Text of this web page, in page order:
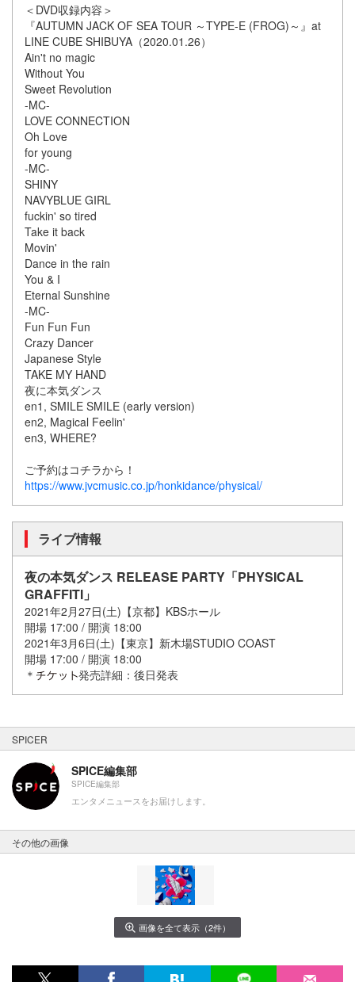
＜DVD収録内容＞
『AUTUMN JACK OF SEA TOUR ～TYPE-E (FROG)～』at
LINE CUBE SHIBUYA（2020.01.26）
Ain't no magic
Without You
Sweet Revolution
-MC-
LOVE CONNECTION
Oh Love
for young
-MC-
SHINY
NAVYBLUE GIRL
fuckin' so tired
Take it back
Movin'
Dance in the rain
You & I
Eternal Sunshine
-MC-
Fun Fun Fun
Crazy Dancer
Japanese Style
TAKE MY HAND
夜に本気ダンス
en1, SMILE SMILE (early version)
en2, Magical Feelin'
en3, WHERE?
ご予約はコチラから！
https://www.jvcmusic.co.jp/honkidance/physical/
ライブ情報
夜の本気ダンス RELEASE PARTY「PHYSICAL
GRAFFITI」
2021年2月27日(土)【京都】KBSホール
開場 17:00 / 開演 18:00
2021年3月6日(土)【東京】新⽊場STUDIO COAST
開場 17:00 / 開演 18:00
＊
発売詳細：後日発表
SPICER
SPICE編集部
SPICE編集部
エンタメニュースをお届けします。
その他の画像
画像を全て表示（2件）